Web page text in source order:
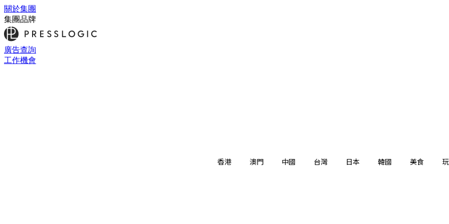
關於集團
集團品牌
廣告查詢
工作機會
香港 澳門 中國 台灣 日本 韓國 美食